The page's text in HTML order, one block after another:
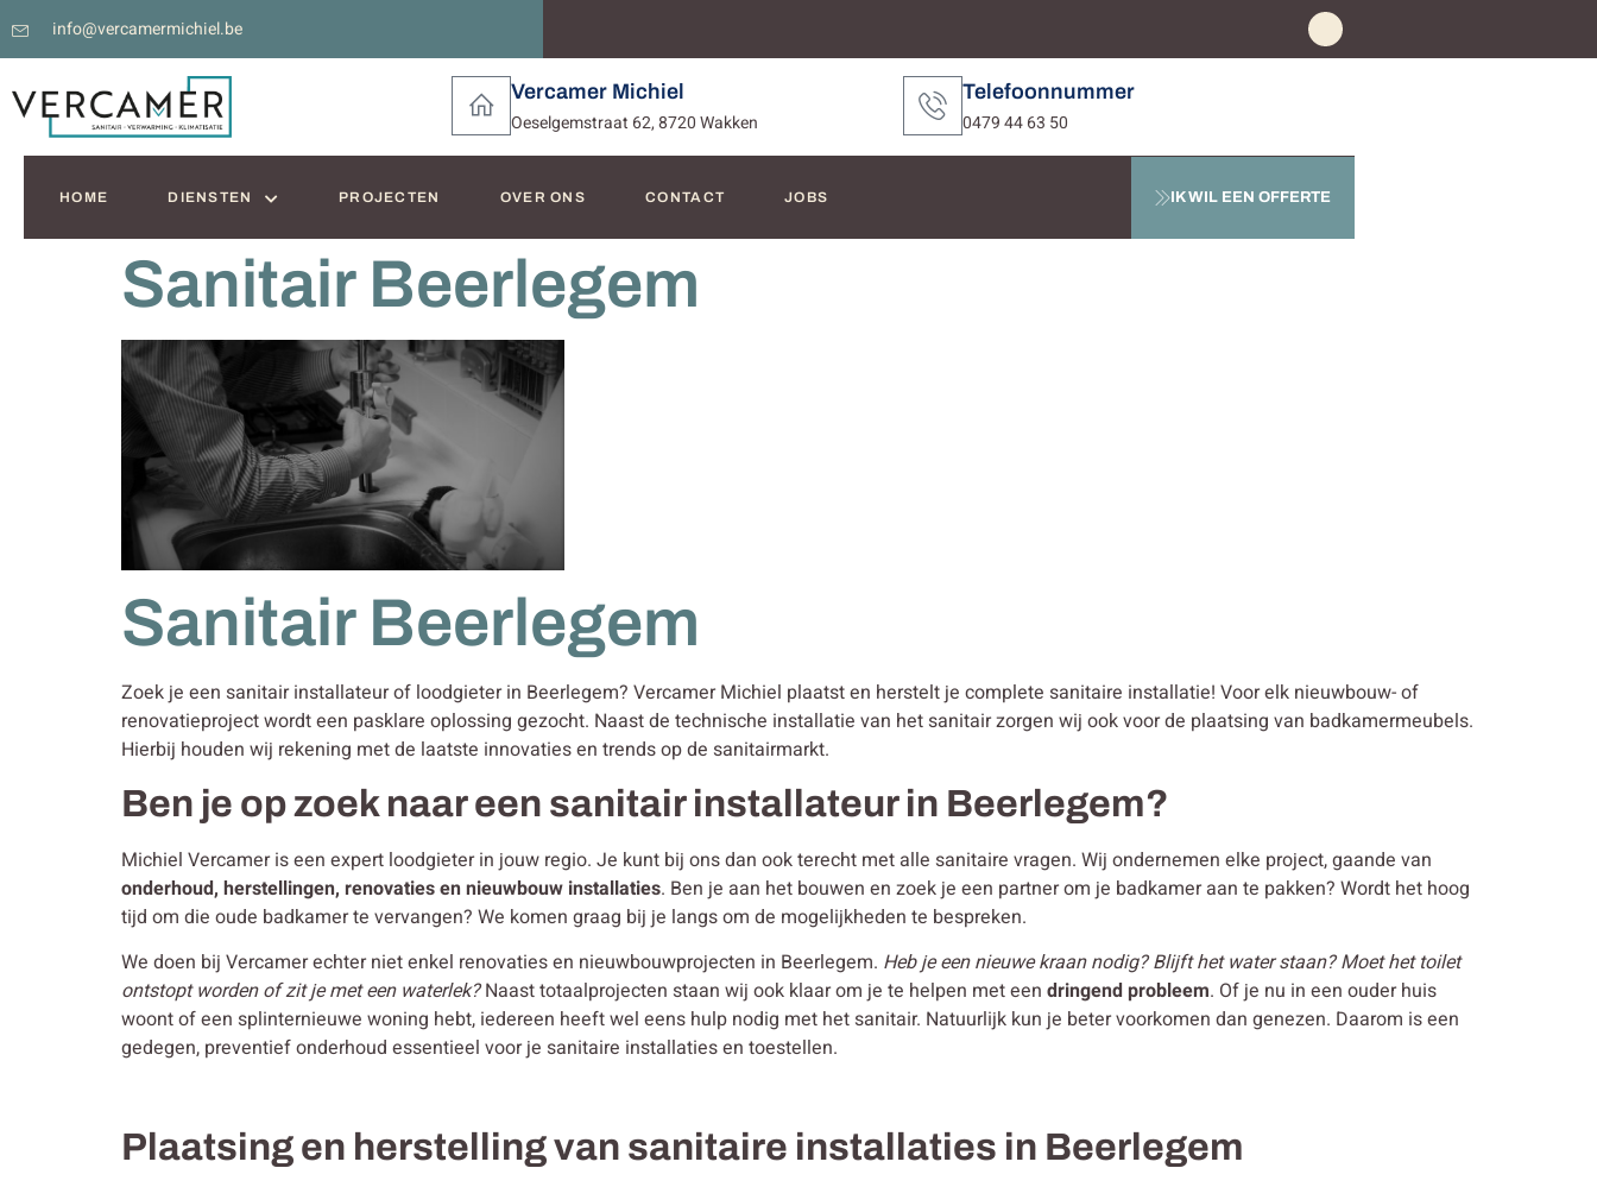
info@vercamermichiel.be
Vercamer Michiel
Oeselgemstraat 62, 8720 Wakken
Telefoonnummer
0479 44 63 50
HOME DIENSTEN PROJECTEN OVER ONS CONTACT JOBS IK WIL EEN OFFERTE
Sanitair Beerlegem
Sanitair Beerlegem
Zoek je een sanitair installateur of loodgieter in Beerlegem? Vercamer Michiel plaatst en herstelt je complete sanitaire installatie! Voor elk nieuwbouw- of
renovatieproject wordt een pasklare oplossing gezocht. Naast de technische installatie van het sanitair zorgen wij ook voor de plaatsing van badkamermeubels.
Hierbij houden wij rekening met de laatste innovaties en trends op de sanitairmarkt.
Ben je op zoek naar een sanitair installateur in Beerlegem?
Michiel Vercamer is een expert loodgieter in jouw regio. Je kunt bij ons dan ook terecht met alle sanitaire vragen. Wij ondernemen elke project, gaande van
onderhoud, herstellingen, renovaties en nieuwbouw installaties. Ben je aan het bouwen en zoek je een partner om je badkamer aan te pakken? Wordt het hoog
tijd om die oude badkamer te vervangen? We komen graag bij je langs om de mogelijkheden te bespreken.
We doen bij Vercamer echter niet enkel renovaties en nieuwbouwprojecten in Beerlegem. Heb je een nieuwe kraan nodig? Blijft het water staan? Moet het toilet
ontstopt worden of zit je met een waterlek?Naast totaalprojecten staan wij ook klaar om je te helpen met een dringend probleem. Of je nu in een ouder huis
woont of een splinternieuwe woning hebt, iedereen heeft wel eens hulp nodig met het sanitair. Natuurlijk kun je beter voorkomen dan genezen. Daarom is een
gedegen, preventief onderhoud essentieel voor je sanitaire installaties en toestellen.
Plaatsing en herstelling van sanitaire installaties in Beerlegem